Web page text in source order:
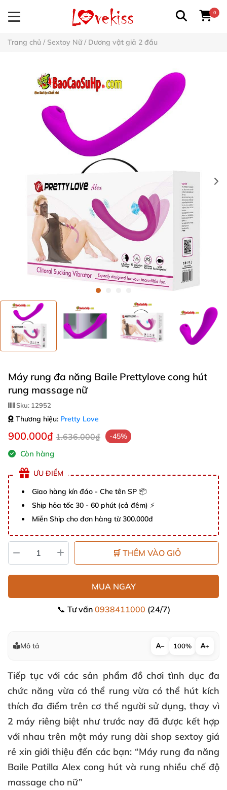
0
Trang chủ / Sextoy Nữ/ Dương vật giả 2 đầu
Máy rung đa năng Baile Prettylove cong hút
rung massage nữ
Sku: 12952
Thương hiệu: Pretty Love
900.000₫ 1.636.000₫ -45%
Còn hàng
ƯU ĐIỂM
Giao hàng kín đáo - Che tên SP 📦
Ship hỏa tốc 30 - 60 phút (cả đêm) ⚡
Miễn Ship cho đơn hàng từ 300.000đ
🛒 THÊM VÀO GIỎ
MUA NGAY
📞 Tư vấn 0938411000 (24/7)
Mô tả − 100% +
Tiếp tục với các sản phẩm đồ chơi tình dục đa
chức năng vừa có thể rung vừa có thể hút kích
thích đa điểm trên cơ thể người sử dụng, thay vì
2 máy riêng biệt như trước nay đã được kết hợp
với nhau trên một máy rung dài shop sextoy giá
rẻ xin giới thiệu đến các bạn: “Máy rung đa năng
Baile Patilla Alex cong hút và rung nhiều chế độ
massage cho nữ”